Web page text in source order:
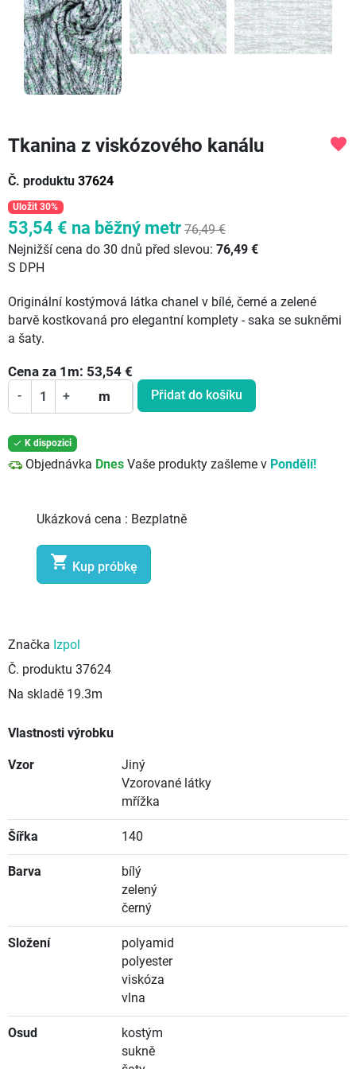
Tkanina z viskózového kanálu
Č. produktu 37624
favorite
Uložit 30%
53,54 € na běžný metr 76,49 €
Nejnižší cena do 30 dnů před slevou: 76,49 €
S DPH
Originální kostýmová látka chanel v bílé, černé a zelené
barvě kostkovaná pro elegantní komplety - saka se sukněmi
a šaty.
Cena za 1 m: 53,54 €
- + m Přidat do košíku
 K dispozici
Objednávka Dnes Vaše produkty zašleme v Pondělí!
Ukázková cena : Bezplatně
 Kup próbkę
Značka Izpol
Č. produktu 37624
Na skladě 19.3m
Vlastnosti výrobku
Vzor
Jiný
Vzorované látky
mřížka
Šířka 140
Barva
bílý
zelený
černý
Složení
polyamid
polyester
viskóza
vlna
Osud
kostým
sukně